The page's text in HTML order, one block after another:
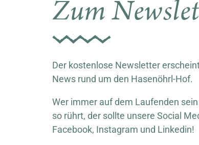
Zum
Der kostenlose Newsletter
News rund um den Hasenöhrl-Hof.
Wer immer auf dem Laufenden
so rührt, der sollte unsere Social
Facebook, Instagram und Linkedin!